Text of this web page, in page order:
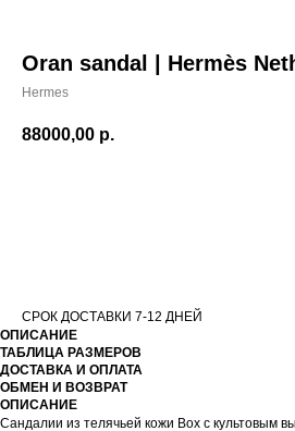
Oran sandal | Hermès
Hermes
88000,00 р.
СРОК ДОСТАВКИ 7-12 ДНЕЙ
ОПИСАНИЕ
ТАБЛИЦА РАЗМЕРОВ
ДОСТАВКА И ОПЛАТА
ОБМЕН И ВОЗВРАТ
ОПИСАНИЕ
Сандалии из телячьей кожи Box с культовым